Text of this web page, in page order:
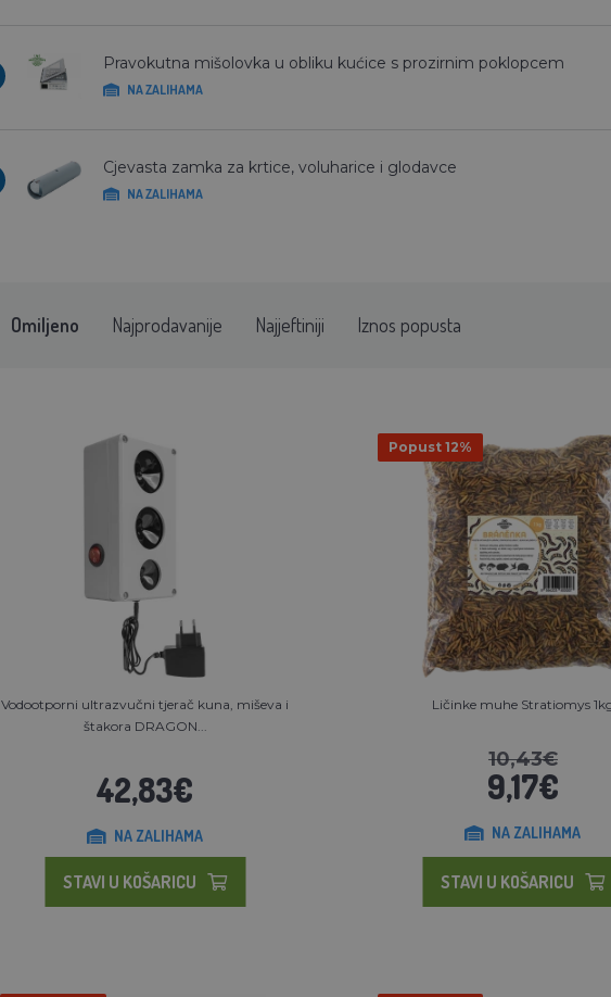
Pravokutna mišolovka u obliku kućice s prozirnim poklopcem
NA ZALIHAMA
Cjevasta zamka za krtice, voluharice i glodavce
NA ZALIHAMA
Omiljeno Najprodavanije Najjeftiniji Iznos popusta
Vodootporni ultrazvučni tjerač kuna, miševa i
štakora DRAGON...
42,83€
NA ZALIHAMA
STAVI U KOŠARICU
Popust 12%
Ličinke muhe Stratiomys
10,43€
9,17€
NA ZALIHAMA
STAVI U KOŠARICU